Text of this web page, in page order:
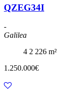
QZEG34I
-
Galilea
4 2 226 m²
1.250.000€